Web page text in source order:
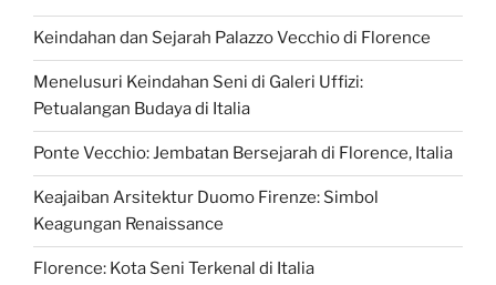
Keindahan dan Sejarah Palazzo Vecchio di Florence
Menelusuri Keindahan Seni di Galeri Uffizi:
Petualangan Budaya di Italia
Ponte Vecchio: Jembatan Bersejarah di Florence, Italia
Keajaiban Arsitektur Duomo Firenze: Simbol
Keagungan Renaissance
Florence: Kota Seni Terkenal di Italia